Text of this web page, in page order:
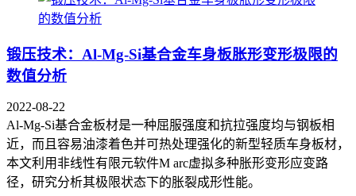
锻压技术：Al-Mg-Si基合金车身板胀形变形极限的
数值分析
2022-08-22
Al-Mg-Si基合金板材是一种屈服强度和抗拉强度均与钢板相
近，而且容易油漆着色并可热处理强化的新型轻质车身板材，
本文利用非线性有限元软件M arc虚拟多种胀形变形应变路
径，研究分析其极限状态下的胀裂成形性能。